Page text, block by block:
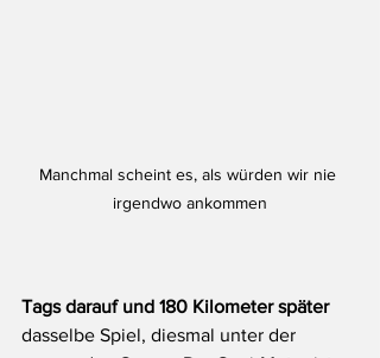
Manchmal scheint es, als würden wir nie
irgendwo ankommen
Tags darauf und 180 Kilometer später
dasselbe Spiel, diesmal unter der